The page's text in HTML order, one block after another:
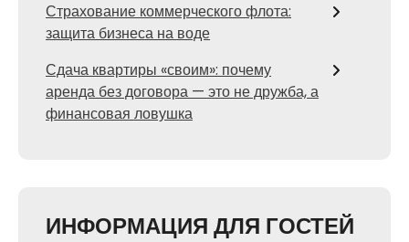
Страхование коммерческого флота:
защита бизнеса на воде
Сдача квартиры «своим»: почему
аренда без договора — это не дружба, а
финансовая ловушка
ИНФОРМАЦИЯ ДЛЯ ГОСТЕЙ